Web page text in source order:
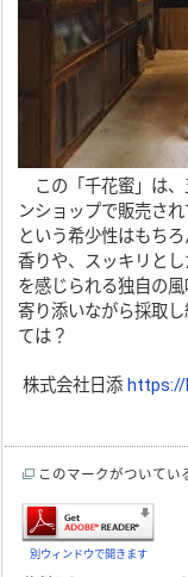
この「千花蜜」は、
ンショップで販売さ
という希少性はもち
香りや、スッキリと
を感じられる独自の
寄り添いながら採取
ては？
株式会社日添
このマークがついてい
別ウィンドウで開きます